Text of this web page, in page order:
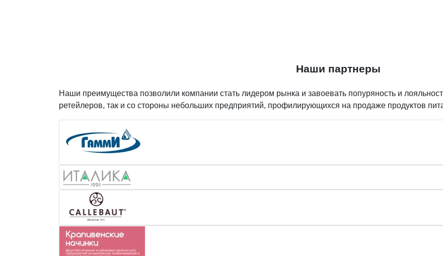
Наши партнеры
Наши преимущества позволили компании стать лидером рынка и завоевать попуряность и
ретейлеров, так и со стороны небольших предприятий, профилирующихся на продаже продуктов